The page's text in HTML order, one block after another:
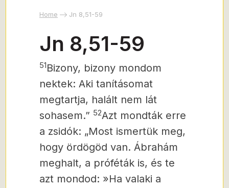
Home Jn 8,51-59
Jn 8,51-59
51Bizony, bizony mondom
nektek: Aki tanításomat
megtartja, halált nem lát
sohasem.” 52Azt mondták erre
a zsidók: „Most ismertük meg,
hogy ördögöd van. Ábrahám
meghalt, a próféták is, és te
azt mondod: »Ha valaki a